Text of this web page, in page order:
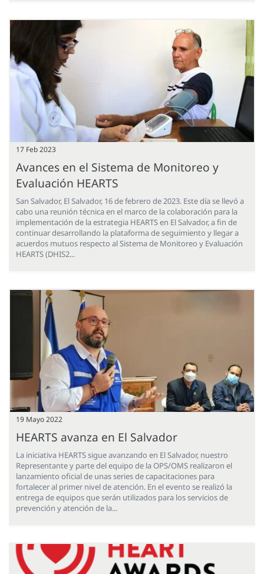
17 Feb 2023
Avances en el Sistema de Monitoreo y
Evaluación HEARTS
San Salvador, El Salvador, 16 de febrero de 2023. Este día se llevó a
cabo una reunión técnica en el marco de la colaboración para la
implementación de la estrategia HEARTS en El Salvador, a fin de
continuar desarrollando la plataforma de seguimiento y llegar a
acuerdos mutuos respecto al Sistema de Monitoreo y Evaluación
HEARTS (DHIS2...
19 Mayo 2022
HEARTS avanza en El Salvador
La iniciativa HEARTS sigue avanzando en El Salvador, nuestro
Representante y parte del equipo de la OPS/OMS realizaron el
lanzamiento oficial de unas series de capacitaciones para
fortalecer al primer nivel de atención. En el evento se realizó la
entrega de equipos que serán utilizados para los servicios de
prevención y atención de la...